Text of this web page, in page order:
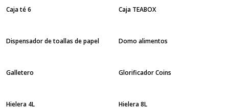
Caja té 6 Caja TEABOX
Dispensador de toallas de papel Domo alimentos
Galletero Glorificador Coins
Hielera 4L Hielera 8L